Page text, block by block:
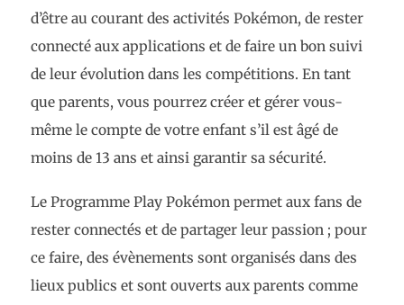
d’être au courant des activités Pokémon, de rester
connecté aux applications et de faire un bon suivi
de leur évolution dans les compétitions. En tant
que parents, vous pourrez créer et gérer vous-
même le compte de votre enfant s’il est âgé de
moins de 13 ans et ainsi garantir sa sécurité.
Le Programme Play Pokémon permet aux fans de
rester connectés et de partager leur passion ; pour
ce faire, des évènements sont organisés dans des
lieux publics et sont ouverts aux parents comme